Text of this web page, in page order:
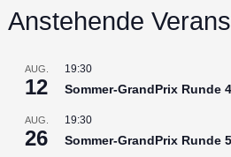
Anstehende
AUG.
12
19:30
Sommer-GrandPrix Runde 4
AUG.
26
19:30
Sommer-GrandPrix Runde 5